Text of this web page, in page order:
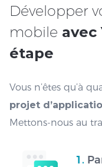
Développer
mobile avec
étape
Vous n’êtes qu’à
projet
Mettons-nous au
1.